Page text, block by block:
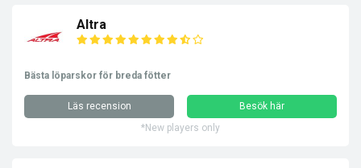
Altra
Bästa löparskor för breda fötter
Läs recension
Besök här
*New players only